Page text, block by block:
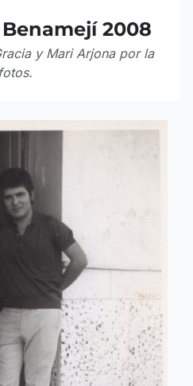
2008
y Mari Arjona por la
fotos.